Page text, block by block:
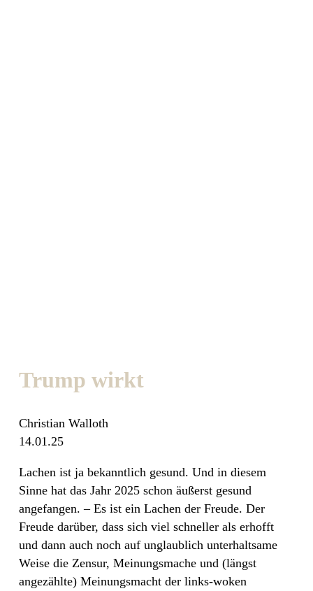
Trump wirkt
Christian Walloth
14.01.25
Lachen ist ja bekanntlich gesund. Und in diesem
Sinne hat das Jahr 2025 schon äußerst gesund
angefangen. – Es ist ein Lachen der Freude. Der
Freude darüber, dass sich viel schneller als erhofft
und dann auch noch auf unglaublich unterhaltsame
Weise die Zensur, Meinungsmache und (längst
angezählte) Meinungsmacht der links-woken